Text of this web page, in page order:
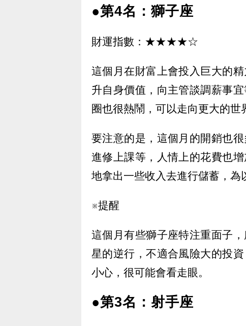
●第4名：獅子座
財運指數：★★★★☆
這個月在財富上會投入巨大的
升自身價值，向主管談調薪事
圈也很熱鬧，可以走向更大的世
要注意的是，這個月的開銷也
進修上課等，人情上的花費也
地拿出一些收入去進行儲蓄，為
※提醒
這個月有些獅子座特注重面子
星的逆行，不適合風險大的投
小心，很可能會看走眼。
●第3名：射手座